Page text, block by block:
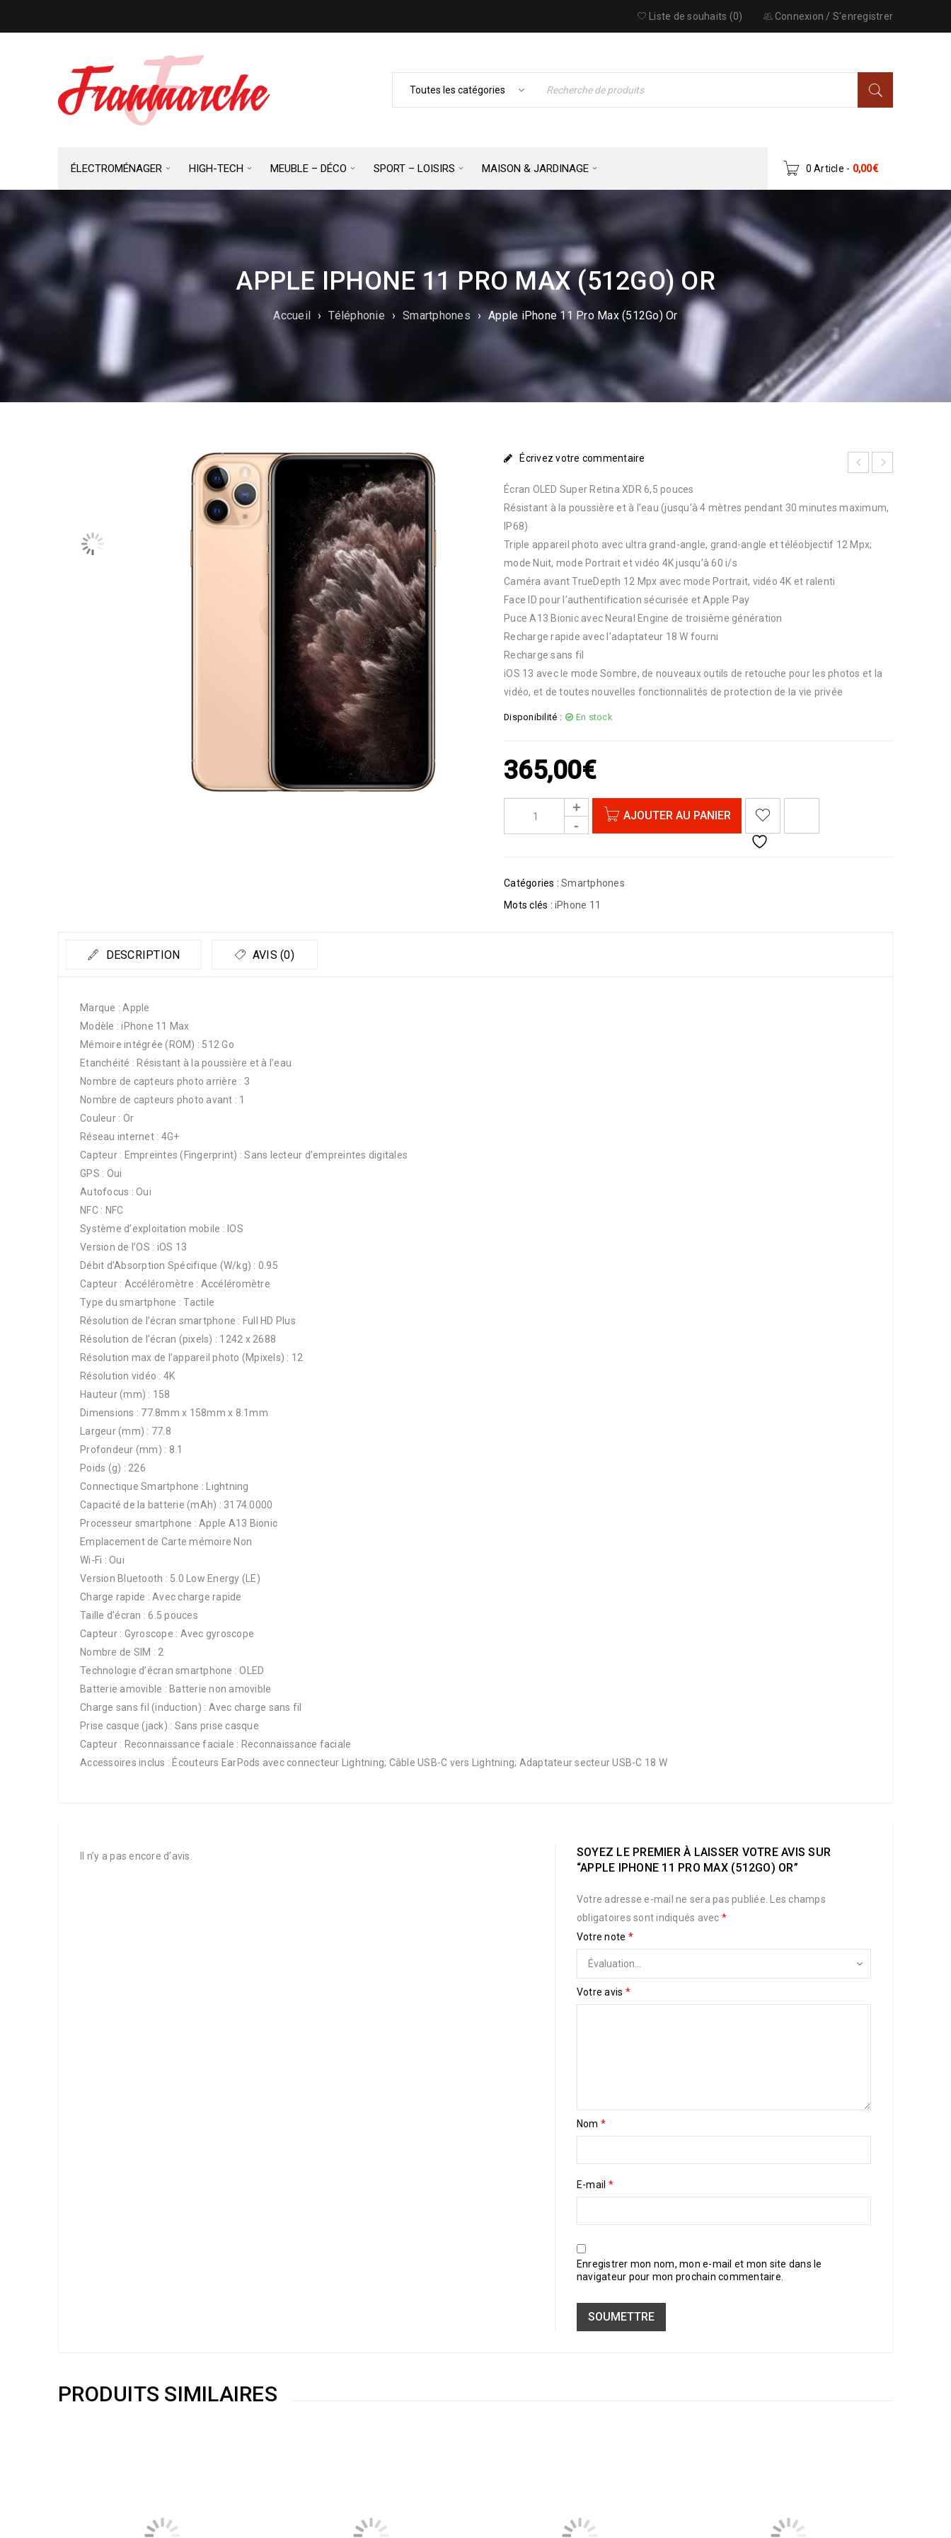
Connexion / S'enregistrer
Liste de souhaits (0)
ÉLECTROMÉNAGER HIGH-TECH MEUBLE – DÉCO SPORT – LOISIRS MAISON & JARDINAGE 0 Article - 0,00€
APPLE IPHONE 11 PRO MAX (512GO) OR
Accueil › Téléphonie › Smartphones › Apple iPhone 11 Pro Max (512Go) Or
Écrivez votre commentaire
Écran OLED Super Retina XDR 6,5 pouces
Résistant à la poussière et à l’eau (jusqu’à 4 mètres pendant 30 minutes maximum,
IP68)
Triple appareil photo avec ultra grand-angle, grand-angle et téléobjectif 12 Mpx;
mode Nuit, mode Portrait et vidéo 4K jusqu’à 60 i/s
Caméra avant TrueDepth 12 Mpx avec mode Portrait, vidéo 4K et ralenti
Face ID pour l’authentification sécurisée et Apple Pay
Puce A13 Bionic avec Neural Engine de troisième génération
Recharge rapide avec l’adaptateur 18 W fourni
Recharge sans fil
iOS 13 avec le mode Sombre, de nouveaux outils de retouche pour les photos et la
vidéo, et de toutes nouvelles fonctionnalités de protection de la vie privée
Disponibilité : En stock
365,00€
AJOUTER AU PANIER
Catégories : Smartphones
Mots clés : iPhone 11
DESCRIPTION AVIS (0)
Marque : Apple
Modèle : iPhone 11 Max
Mémoire intégrée (ROM) : 512 Go
Etanchéité : Résistant à la poussière et à l’eau
Nombre de capteurs photo arrière : 3
Nombre de capteurs photo avant : 1
Couleur : Or
Réseau internet : 4G+
Capteur : Empreintes (Fingerprint) : Sans lecteur d’empreintes digitales
GPS : Oui
Autofocus : Oui
NFC : NFC
Système d’exploitation mobile : IOS
Version de l’OS : iOS 13
Débit d’Absorption Spécifique (W/kg) : 0.95
Capteur : Accéléromètre : Accéléromètre
Type du smartphone : Tactile
Résolution de l’écran smartphone : Full HD Plus
Résolution de l’écran (pixels) : 1242 x 2688
Résolution max de l’appareil photo (Mpixels) : 12
Résolution vidéo : 4K
Hauteur (mm) : 158
Dimensions : 77.8mm x 158mm x 8.1mm
Largeur (mm) : 77.8
Profondeur (mm) : 8.1
Poids (g) : 226
Connectique Smartphone : Lightning
Capacité de la batterie (mAh) : 3174.0000
Processeur smartphone : Apple A13 Bionic
Emplacement de Carte mémoire Non
Wi-Fi : Oui
Version Bluetooth : 5.0 Low Energy (LE)
Charge rapide : Avec charge rapide
Taille d’écran : 6.5 pouces
Capteur : Gyroscope : Avec gyroscope
Nombre de SIM : 2
Technologie d’écran smartphone : OLED
Batterie amovible : Batterie non amovible
Charge sans fil (induction) : Avec charge sans fil
Prise casque (jack) : Sans prise casque
Capteur : Reconnaissance faciale : Reconnaissance faciale
Accessoires inclus : Écouteurs EarPods avec connecteur Lightning; Câble USB-C vers Lightning; Adaptateur secteur USB-C 18 W
Il n’y a pas encore d’avis.
SOYEZ LE PREMIER À LAISSER VOTRE AVIS SUR
“APPLE IPHONE 11 PRO MAX (512GO) OR”
Votre adresse e-mail ne sera pas publiée.
Les champs
obligatoires sont indiqués avec *
Votre note *
Votre avis *
Nom *
E-mail *
Enregistrer mon nom, mon e-mail et mon site dans le
navigateur pour mon prochain commentaire.
PRODUITS SIMILAIRES